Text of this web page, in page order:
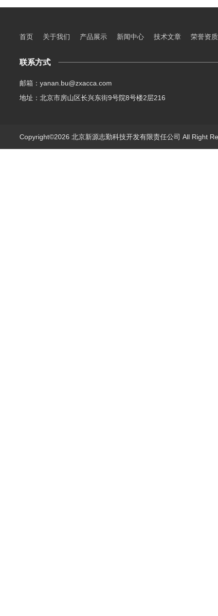
首页 关于我们 产品展示 新闻中心 技术文章 荣誉资质
联系方式
邮箱：yanan.bu@zxacca.com
地址：北京市房山区长兴东街9号院8号楼2层216
Copyright©2026 北京新源志勤科技开发有限责任公司 All Right